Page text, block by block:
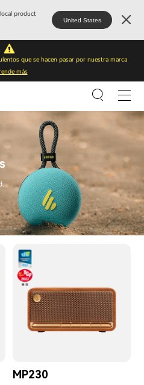
product
United States
que se hacen pasar por nuestra marca
más
MP230